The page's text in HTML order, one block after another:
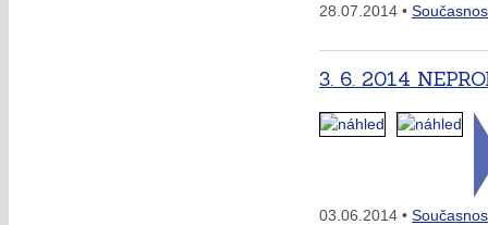
28.07.2014 •
3. 6. 2014
03.06.2014 •